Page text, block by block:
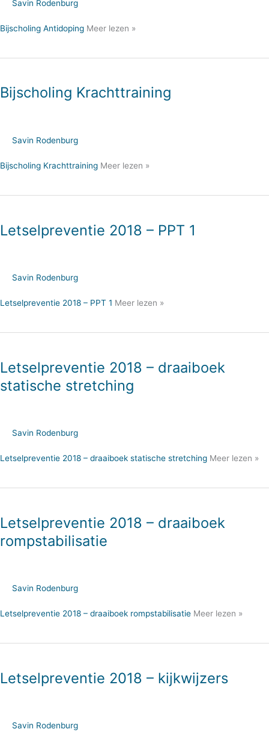
Savin Rodenburg
Bijscholing Antidoping Meer lezen »
Bijscholing Krachttraining
Savin Rodenburg
Bijscholing Krachttraining Meer lezen »
Letselpreventie 2018 – PPT 1
Savin Rodenburg
Letselpreventie 2018 – PPT 1 Meer lezen »
Letselpreventie 2018 – draaiboek
statische stretching
Savin Rodenburg
Letselpreventie 2018 – draaiboek statische stretching Meer lezen »
Letselpreventie 2018 – draaiboek
rompstabilisatie
Savin Rodenburg
Letselpreventie 2018 – draaiboek rompstabilisatie Meer lezen »
Letselpreventie 2018 – kijkwijzers
Savin Rodenburg